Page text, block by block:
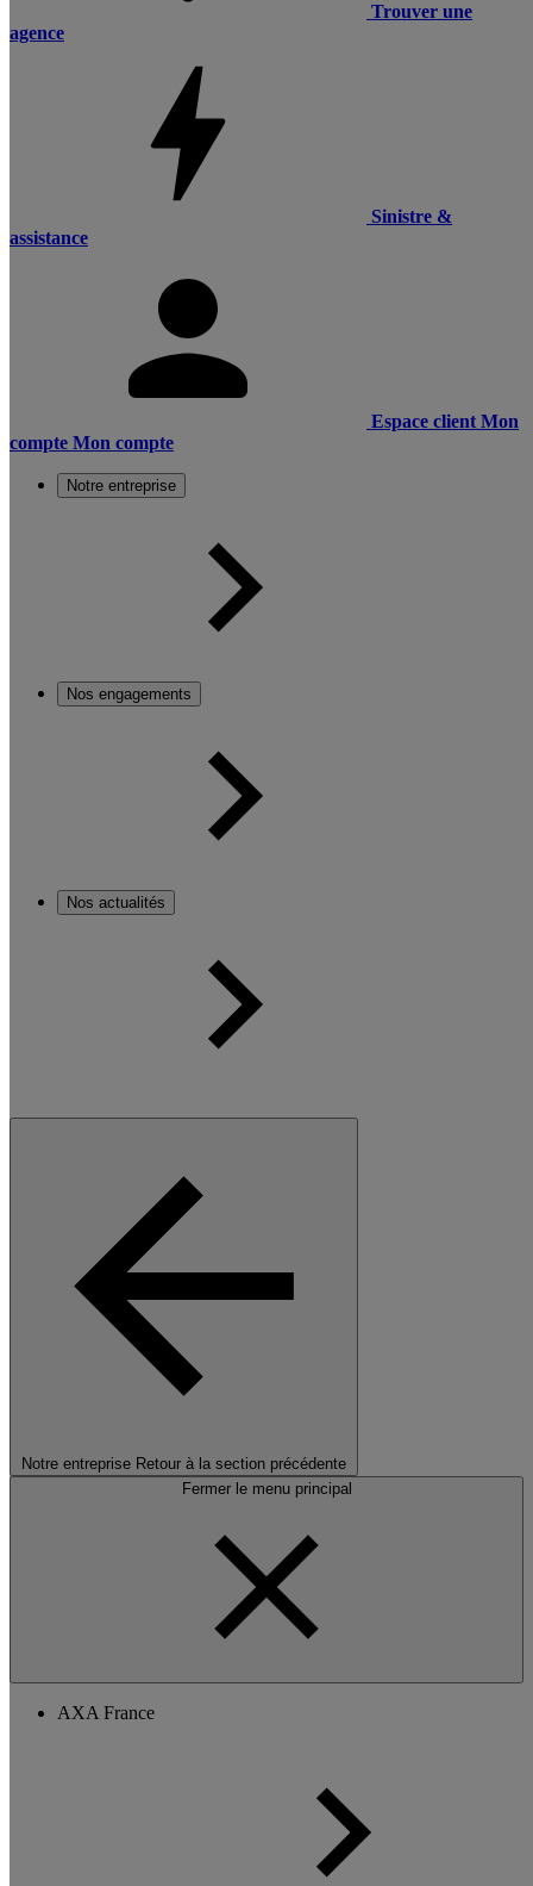
Trouver une
agence
Sinistre &
assistance
Espace client Mon
compte Mon compte
Notre entreprise
Nos engagements
Nos actualités
Notre entreprise Retour à la section précédente
Fermer le menu principal
AXA France